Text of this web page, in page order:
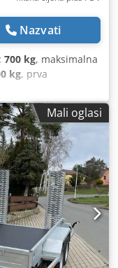
Nazvati
700 kg, maksimalna
kg, prva
utovar:
mm, visina
proizvodnje:2011,
Mali oglasi